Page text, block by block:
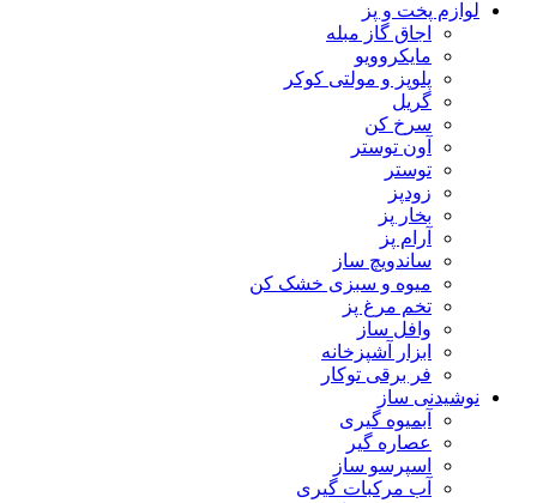
لوازم پخت و پز
اجاق گاز مبله
مایکروویو
پلوپز و مولتی کوکر
گریل
سرخ کن
آون توستر
توستر
زودپز
بخار پز
آرام پز
ساندویچ ساز
میوه و سبزی خشک کن
تخم مرغ پز
وافل ساز
ابزار آشپزخانه
فر برقی توکار
نوشیدنی ساز
آبمیوه گیری
عصاره گیر
اسپرسو ساز
آب مرکبات گیری